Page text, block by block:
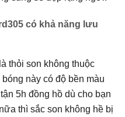
có khả năng lưu
là thỏi son không thuộc
này có độ bền màu
5h đồng hồ dù cho bạn
thì sắc son không hề bị